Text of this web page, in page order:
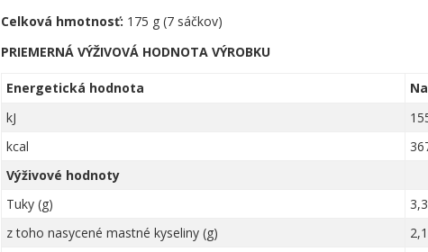
Celková hmotnosť: 175 g (7 sáčkov)
PRIEMERNÁ VÝŽIVOVÁ HODNOTA VÝROBKU
Energetická hodnota
kJ
kcal
Výživové hodnoty
Tuky (g)
3,3
z toho nasycené mastné kyseliny (g)
2,1